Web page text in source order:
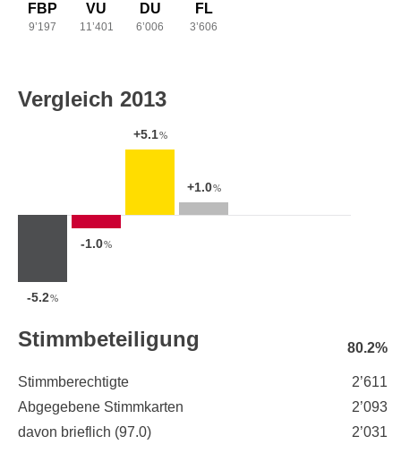
FBP
9’197
VU
11’401
DU
6’006
FL
3’606
Vergleich 2013
-5.2%
-1.0%
+5.1%
+1.0%
Stimmbeteiligung 80.2%
Stimmberechtigte
2’611
Abgegebene Stimmkarten
2’093
davon brieflich (97.0) 2’031